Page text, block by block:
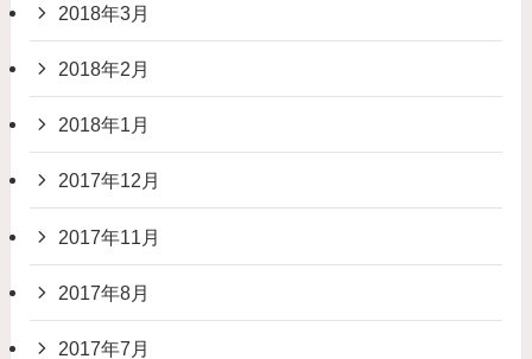
2018年3月
2018年2月
2018年1月
2017年12月
2017年11月
2017年8月
2017年7月